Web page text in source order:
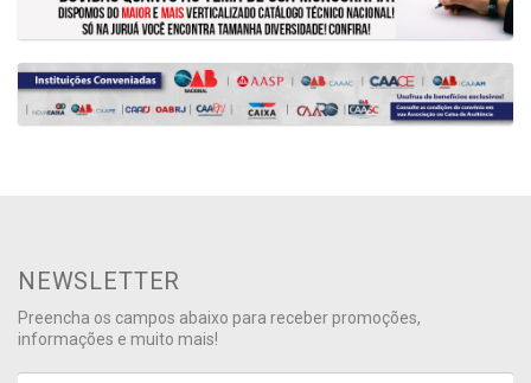
NEWSLETTER
Preencha os campos abaixo para receber promoções,
informações e muito mais!